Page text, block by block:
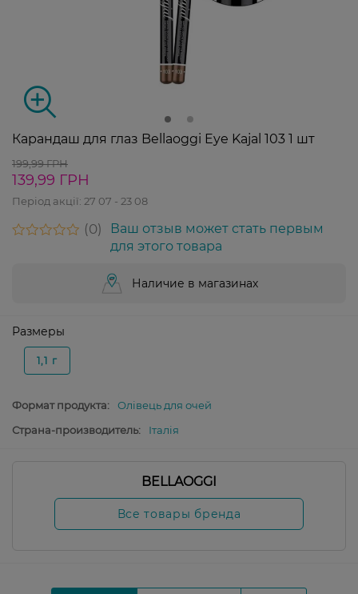
Карандаш для глаз Bellaoggi Eye Kajal 103 1 шт
199,99 ГРН
139,99 ГРН
Період акції: 27 07 - 23 08
0
Ваш отзыв может стать первым
для этого товара
Наличие в магазинах
Размеры
1,1 г
Формат продукта:
Олівець для очей
Страна-производитель:
Італія
BELLAOGGI
Все товары бренда